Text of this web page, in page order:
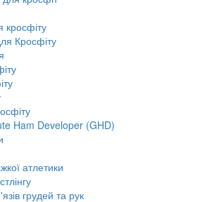
кросфіту
Кросфіту
Ham Developer (GHD)
атлетики
грудей та рук